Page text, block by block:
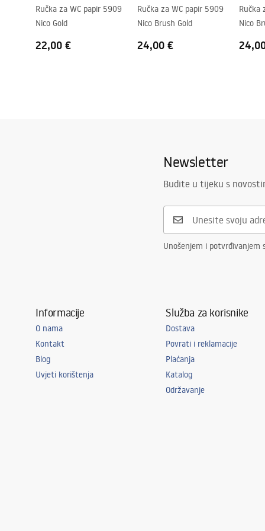
Ručka za WC papir 5909
Nico Gold
22,00 €
Ručka za WC papir 5909
Nico Brush Gold
24,00 €
Ručka
Nico
Newsletter
Budite u tijeku s
Unošenjem i
Informacije
O nama
Kontakt
Blog
Uvjeti korištenja
Služba za korisnike
Dostava
Povrati i reklamacije
Plaćanja
Katalog
Održavanje